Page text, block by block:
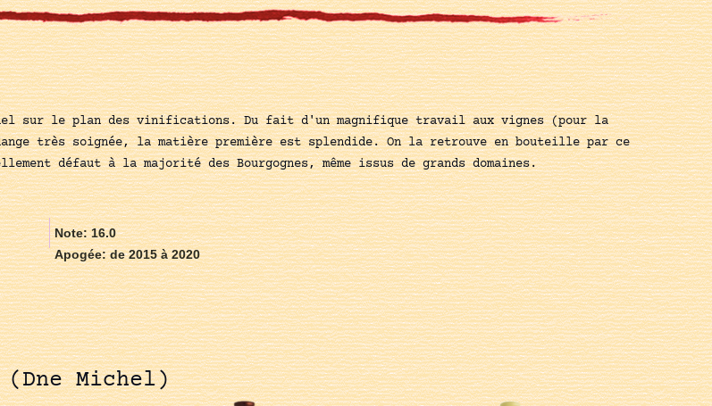
sur le plan des vinifications. Du fait d'un magnifique travail aux vignes (pour la
très soignée, la matière première est splendide. On la retrouve en bouteille par ce
défaut à la majorité des Bourgognes, même issus de grands domaines.
Note: 16.0
Apogée: de 2015 à 2020
(Dne Michel)